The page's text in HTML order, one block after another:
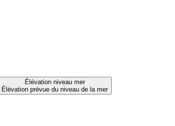
Élévation niveau mer
Élévation prévue du niveau de la mer